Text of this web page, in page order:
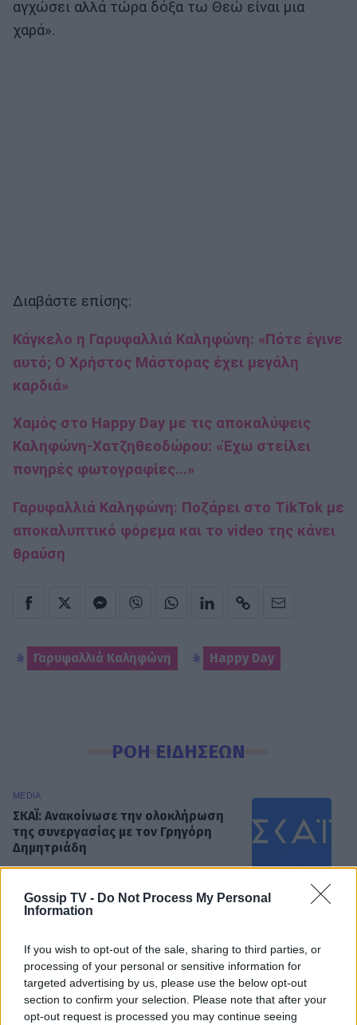
Gossip TV - Do Not Process My Personal
Information
If you wish to opt-out of the sale, sharing to third parties, or
processing of your personal or sensitive information for
targeted advertising by us, please use the below opt-out
section to confirm your selection. Please note that after your
opt-out request is processed you may continue seeing
αγχώσει αλλά τώρα δόξα τω Θεώ είναι μια
χαρά».
Διαβάστε επίσης:
Κάγκελο η Γαρυφαλλιά Καληφώνη: «Πότε έγινε
αυτό; Ο Χρήστος Μάστορας έχει μεγάλη
καρδιά»
Χαμός στο Happy Day με τις αποκαλύψεις
Καληφώνη-Χατζηθεοδώρου: «Έχω στείλει
πονηρές φωτογραφίες...»
Γαρυφαλλιά Καληφώνη: Ποζάρει στο TikTok με
αποκαλυπτικό φόρεμα και το video της κάνει
θραύση
Γαρυφαλλιά Καληφώνη Happy Day
ΡΟΗ ΕΙΔΗΣΕΩΝ
MEDIA
ΣΚΑΪ: Ανακοίνωσε την ολοκλήρωση
της συνεργασίας με τον Γρηγόρη
Δημητριάδη
SHOWBIZ
«πληρωμένη» απάντηση της
Πετρογιάννη σε follower μετά από
σχόλιο